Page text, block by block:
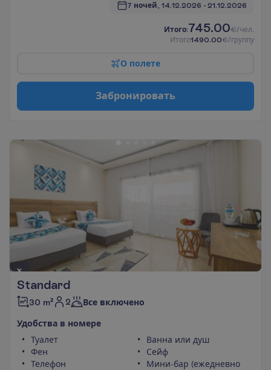
7 ночей, 14.12.2026 - 21.12.2026
Итого:745.00€/чел.
Итого1490.00€/группу
О полете
Забронировать
Standard
30 m² 2 Все включено
Удобства в номере
Туалет
Фен
Телефон
Ванна или душ
Сейф
Мини-бар (ежедневно